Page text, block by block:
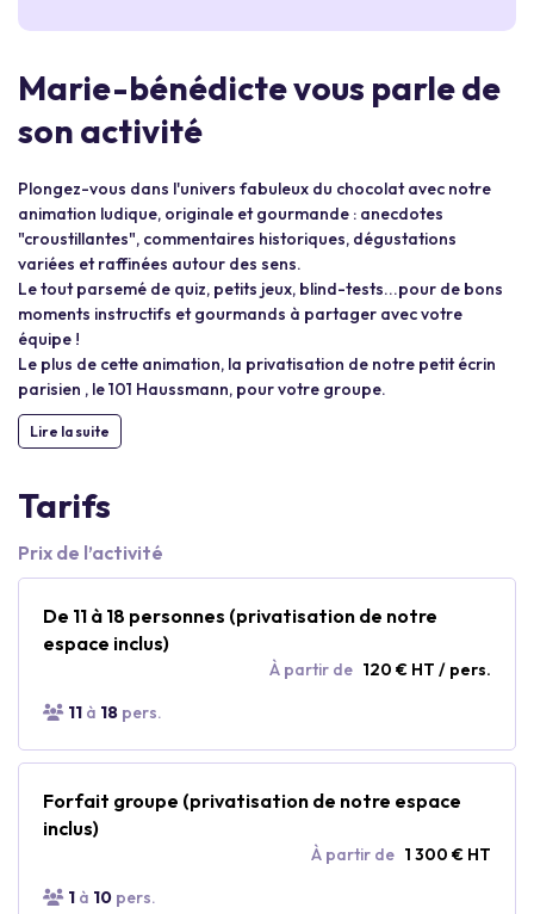
Marie-bénédicte vous parle de
son activité
Plongez-vous dans l'univers fabuleux du chocolat avec notre
animation ludique, originale et gourmande : anecdotes
"croustillantes", commentaires historiques, dégustations
variées et raffinées autour des sens.
Le tout parsemé de quiz, petits jeux, blind-tests...pour de bons
moments instructifs et gourmands à partager avec votre
équipe !
Le plus de cette animation, la privatisation de notre petit écrin
parisien , le 101 Haussmann, pour votre groupe.
Lire la suite
Tarifs
Prix de l’activité
De 11 à 18 personnes (privatisation de notre
espace inclus)
À partir de 120 € HT / pers.
11 à 18 pers.
Forfait groupe (privatisation de notre espace
inclus)
À partir de 1 300 € HT
1 à 10 pers.